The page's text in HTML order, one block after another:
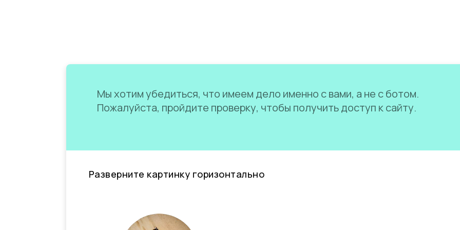
Мы хотим убедиться, что имеем дело именно с вами, а не с ботом.
Пожалуйста, пройдите проверку, чтобы получить доступ к сайту.
Разверните картинку горизонтально